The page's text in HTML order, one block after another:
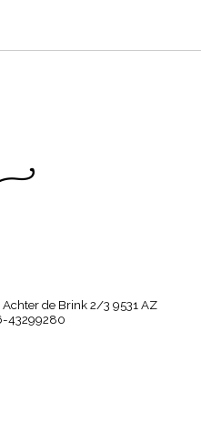
de Brink 2/3 9531 AZ
43299280